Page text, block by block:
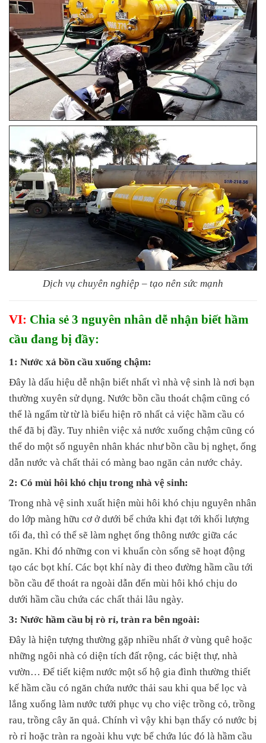
Dịch vụ chuyên nghiệp – tạo nên sức mạnh
VI: Chia sẻ 3 nguyên nhân dễ nhận biết hầm
cầu đang bị đầy:
1: Nước xả bồn cầu xuống chậm:
Đây là dấu hiệu dễ nhận biết nhất vì nhà vệ sinh là nơi bạn
thường xuyên sử dụng. Nước bồn cầu thoát chậm cũng có
thể là ngấm từ từ là biểu hiện rõ nhất cả việc hầm cầu có
thể đã bị đầy. Tuy nhiên việc xả nước xuống chậm cũng có
thể do một số nguyên nhân khác như bồn cầu bị nghẹt, ống
dẫn nước và chất thải có màng bao ngăn cản nước chảy.
2: Có mùi hôi khó chịu trong nhà vệ sinh:
Trong nhà vệ sinh xuất hiện mùi hôi khó chịu nguyên nhân
do lớp màng hữu cơ ở dưới bể chứa khi đạt tới khối lượng
tối đa, thì có thể sẽ làm nghẹt ống thông nước giữa các
ngăn. Khi đó những con vi khuẩn còn sống sẽ hoạt động
tạo các bọt khí. Các bọt khí này đi theo đường hầm cầu tới
bồn cầu để thoát ra ngoài dẫn đến mùi hôi khó chịu do
dưới hầm cầu chứa các chất thải lâu ngày.
3: Nước hầm cầu bị rò rỉ, tràn ra bên ngoài:
Đây là hiện tượng thường gặp nhiều nhất ở vùng quê hoặc
những ngôi nhà có diện tích đất rộng, các biệt thự, nhà
vườn… Để tiết kiệm nước một số hộ gia đình thường thiết
kế hầm cầu có ngăn chứa nước thải sau khi qua bể lọc và
lắng xuống làm nước tưới phục vụ cho việc trồng cỏ, trồng
rau, trồng cây ăn quả. Chính vì vậy khi bạn thấy có nước bị
rò rỉ hoặc tràn ra ngoài khu vực bể chứa lúc đó là hầm cầu